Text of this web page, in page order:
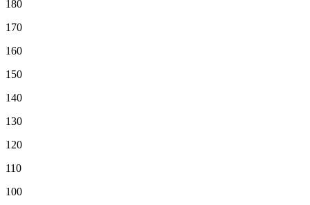
180
170
160
150
140
130
120
110
100